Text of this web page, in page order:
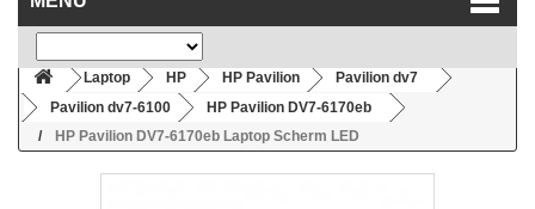
Laptop HP HP Pavilion
Pavilion dv7
Pavilion dv7-6100
HP Pavilion DV7-6170eb
HP Pavilion DV7-6170eb Laptop Scherm LED